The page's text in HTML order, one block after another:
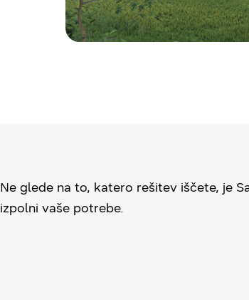
Ne glede na to, katero rešitev iščete, je
izpolni vaše potrebe.